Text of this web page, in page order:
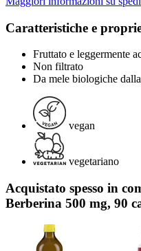
Caratteristiche e
Fruttato e leggermente
Non filtrato
Da mele biologiche
vegan
vegetariano
Acquistato spesso in
Berberina 500 mg, 90